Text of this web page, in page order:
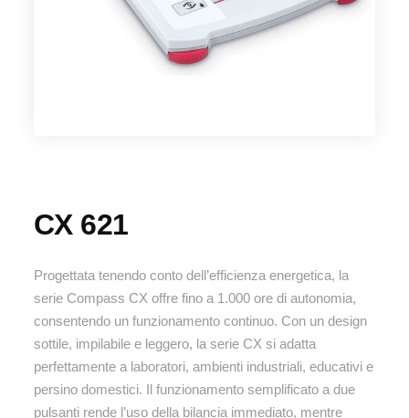
CX 621
Progettata tenendo conto dell’efficienza energetica, la
serie Compass CX offre fino a 1.000 ore di autonomia,
consentendo un funzionamento continuo. Con un design
sottile, impilabile e leggero, la serie CX si adatta
perfettamente a laboratori, ambienti industriali, educativi e
persino domestici. Il funzionamento semplificato a due
pulsanti rende l’uso della bilancia immediato, mentre